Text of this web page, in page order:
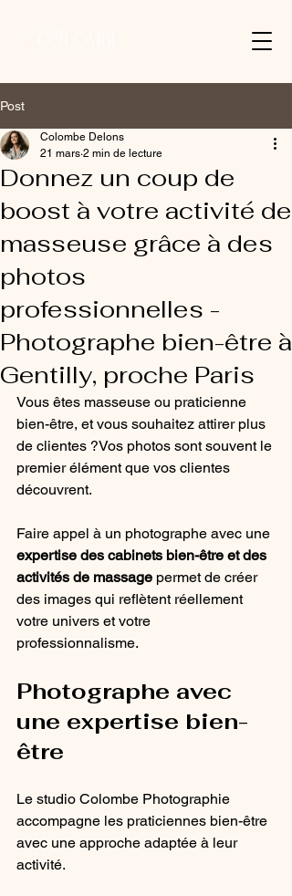
Post
Donnez un coup de
boost à votre activité de
masseuse grâce à des
photos
professionnelles -
Photographe bien-être à
Gentilly, proche Paris
Colombe Delons
21 mars 2 min de lecture
Vous êtes masseuse ou praticienne
bien-être, et vous souhaitez attirer plus
de clientes ?Vos photos sont souvent le
premier élément que vos clientes
découvrent.
Faire appel à un photographe avec une
expertise des cabinets bien-être et des
activités de massage permet de créer
des images qui reflètent réellement
votre univers et votre
professionnalisme.
Photographe avec
une expertise bien-
être
Le studio Colombe Photographie
accompagne les praticiennes bien-être
avec une approche adaptée à leur
activité.